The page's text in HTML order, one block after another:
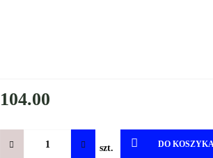
104.00
szt. DO